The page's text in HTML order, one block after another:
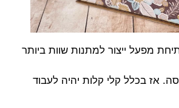
מפעל ייצור למתנות שוות ביותר
אז בכלל קלי קלות יהיה לעבוד